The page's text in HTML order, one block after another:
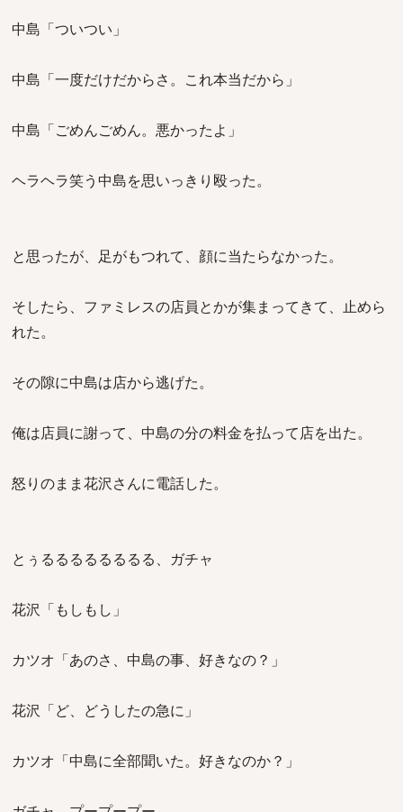
中島「ついつい」
中島「一度だけだからさ。これ本当だから」
中島「ごめんごめん。悪かったよ」
ヘラヘラ笑う中島を思いっきり殴った。
と思ったが、足がもつれて、顔に当たらなかった。
そしたら、ファミレスの店員とかが集まってきて、止めら
れた。
その隙に中島は店から逃げた。
俺は店員に謝って、中島の分の料金を払って店を出た。
怒りのまま花沢さんに電話した。
とぅるるるるるるるる、ガチャ
花沢「もしもし」
カツオ「あのさ、中島の事、好きなの？」
花沢「ど、どうしたの急に」
カツオ「中島に全部聞いた。好きなのか？」